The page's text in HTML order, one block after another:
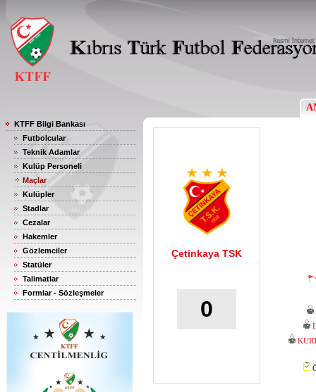
KTFF Bilgi Bankası
Futbolcular
Teknik Adamlar
Kulüp Personeli
Maçlar
Kulüpler
Stadlar
Cezalar
Hakemler
Gözlemciler
Statüler
Talimatlar
Formlar - Sözleşmeler
Çetinkaya TSK
0